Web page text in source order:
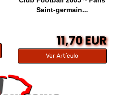
Saint-germain...
11,70 EUR
Ver Artículo